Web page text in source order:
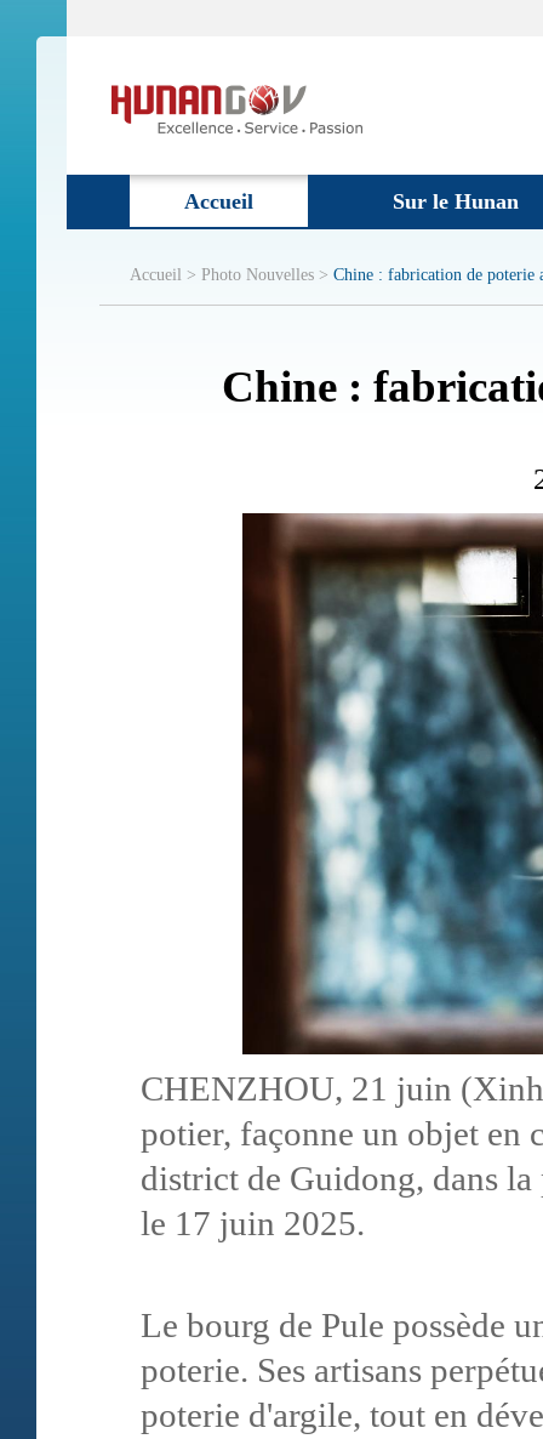
Accueil Sur le Hunan
Accueil > Photo Nouvelles > Chine : fabrication de poterie
Chine :
CHENZHOU, 21 juin
potier, façonne un objet en
district de Guidong, dans
le 17 juin 2025.
Le bourg de Pule possède
poterie. Ses artisans
poterie d'argile, tout en